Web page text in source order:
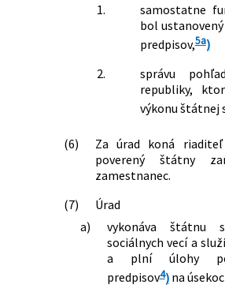
1.
samostatne
bol
predpisov,5a)
2.
správu
republiky,
výkonu štátnej
(6)
Za úrad koná
poverený štátny
zamestnanec.
(7)
Úrad
a)
vykonáva štátnu
sociálnych vecí a
a plní úlohy
predpisov4)na